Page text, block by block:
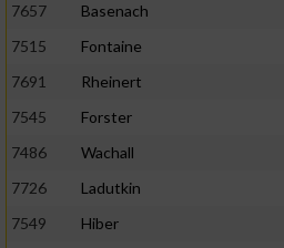
7657
Basenach
7515
Fontaine
7691
Rheinert
7545
Forster
7486
Wachall
7726
Ladutkin
7549
Hiber